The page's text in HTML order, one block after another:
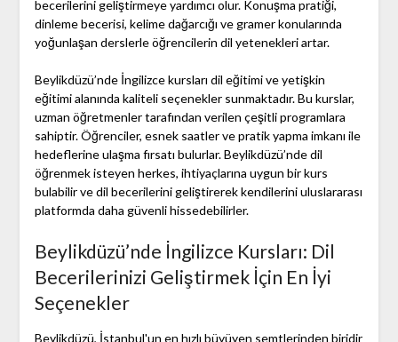
becerilerini geliştirmeye yardımcı olur. Konuşma pratiği,
dinleme becerisi, kelime dağarcığı ve gramer konularında
yoğunlaşan derslerle öğrencilerin dil yetenekleri artar.
Beylikdüzü’nde İngilizce kursları dil eğitimi ve yetişkin
eğitimi alanında kaliteli seçenekler sunmaktadır. Bu kurslar,
uzman öğretmenler tarafından verilen çeşitli programlara
sahiptir. Öğrenciler, esnek saatler ve pratik yapma imkanı ile
hedeflerine ulaşma fırsatı bulurlar. Beylikdüzü’nde dil
öğrenmek isteyen herkes, ihtiyaçlarına uygun bir kurs
bulabilir ve dil becerilerini geliştirerek kendilerini uluslararası
platformda daha güvenli hissedebilirler.
Beylikdüzü’nde İngilizce Kursları: Dil
Becerilerinizi Geliştirmek İçin En İyi
Seçenekler
Beylikdüzü, İstanbul'un en hızlı büyüyen semtlerinden biridir